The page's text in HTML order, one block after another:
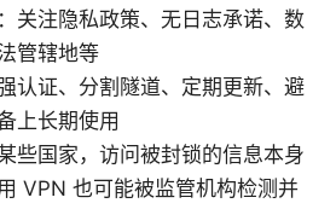
关注隐私政策、无日志承诺、数
管辖地等
认证、分割隧道、定期更新、避
上长期使用
些国家，访问被封锁的信息本身
VPN 也可能被监管机构检测并